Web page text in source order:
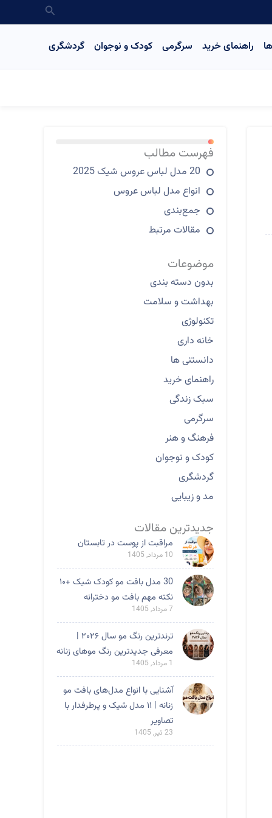
جستجو
راهنمای خرید سرگرمی کودک و نوجوان گردشگری
13%
فهرست مطالب
20 مدل لباس عروس شیک 2025
انواع مدل‌ لباس عروس
جمع‌بندی
مقالات مرتبط
موضوعات
بدون دسته بندی
بهداشت و سلامت
تکنولوژی
خانه داری
دانستنی ها
راهنمای خرید
سبک زندگی
سرگرمی
فرهنگ و هنر
کودک و نوجوان
گردشگری
مد و زیبایی
جدیدترین مقالات
مراقبت از پوست در تابستان
10 مرداد, 1405
30 مدل بافت مو کودک شیک +۱۰
نکته مهم بافت مو دخترانه
7 مرداد, 1405
ترندترین رنگ مو سال ۲۰۲۶ |
معرفی جدیدترین رنگ موهای زنانه
1 مرداد, 1405
آشنایی با انواع مدل‌های بافت مو
زنانه | ۱۱ مدل شیک و پرطرفدار با
تصاویر
23 تیر, 1405